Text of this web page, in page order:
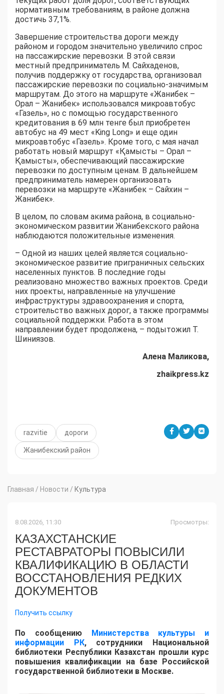
нормативным требованиям, в районе должна
достичь 37,1%.
Завершение строительства дороги между
районом и городом значительно увеличило спрос
на пассажирские перевозки. В этой связи
местный предприниматель М. Сайхаденов,
получив поддержку от государства, организовал
пассажирские перевозки по социально-значимым
маршрутам. До этого на маршруте «Жанибек –
Орал – Жанибек» использовался микроавтобус
«Газель», но с помощью государственного
кредитования в 69 млн тенге был приобретен
автобус на 49 мест «King Long» и еще один
микроавтобус «Газель». Кроме того, с мая начал
работать новый маршрут «Қамысты – Орал –
Қамысты», обеспечивающий пассажирские
перевозки по доступным ценам. В дальнейшем
предприниматель намерен организовать
перевозки на маршруте «Жанибек – Сайхин –
Жанибек».
В целом, по словам акима района, в социально-
экономическом развитии Жанибекского района
наблюдаются положительные изменения.
– Одной из наших целей является социально-
экономическое развитие приграничных сельских
населенных пунктов. В последние годы
реализовано множество важных проектов. Среди
них проекты, направленные на улучшение
инфраструктуры здравоохранения и спорта,
строительство важных дорог, а также программы
социальной поддержки. Работа в этом
направлении будет продолжена, – подытожил Т.
Шиниязов.
Алена Маликова,
zhaikpress.kz
razvitie дороги
Жанибекский район
Главная / Новости / Культура
8.08.2026, 11:30 Просмотры:
КАЗАХСТАНСКИЕ
РЕСТАВРАТОРЫ ПОВЫСИЛИ
КВАЛИФИКАЦИЮ В ОБЛАСТИ
ВОССТАНОВЛЕНИЯ РЕДКИХ
ДОКУМЕНТОВ
Получить ссылку
​По сообщению Министерства культуры и
информации РК, сотрудники Национальной
библиотеки Республики Казахстан прошли курс
повышения квалификации на базе Российской
государственной библиотеки в Москве.